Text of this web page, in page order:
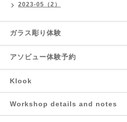
2023-05（2）
ガラス彫り体験
アソビュー体験予約
Klook
Workshop details and notes